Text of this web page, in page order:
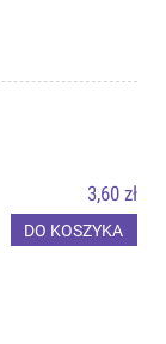
3,60 zł
DO KOSZYKA